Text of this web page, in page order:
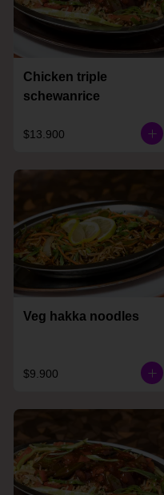
Chicken triple
schewanrice
$13.900
Veg hakka noodles
$9.900